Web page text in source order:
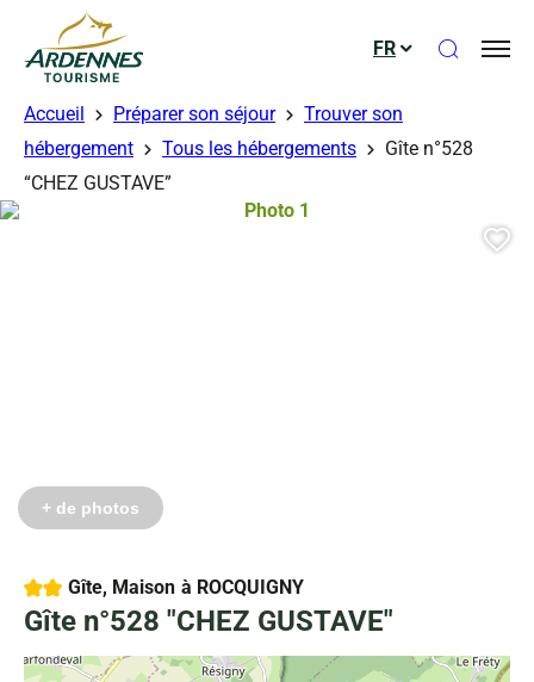
ADT des Ardennes
FR Ouvrir
Accueil Préparer son séjour
Trouver son
hébergement
Tous les hébergements
Gîte n°528
“CHEZ GUSTAVE”
2 étoilesGîte, Maison à ROCQUIGNY
Gîte n°528 "CHEZ GUSTAVE"
Photo 1, © Gérés
+ de photos